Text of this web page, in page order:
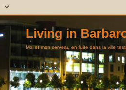
Living in
Moi et mon cerveau en fuite dans la ville